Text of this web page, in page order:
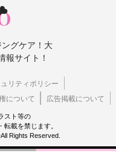
グケア！大
報サイト！
リティポリシー
について 広告掲載について
スト等の
載を禁じます。
Rights Reserved.